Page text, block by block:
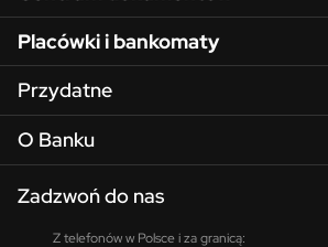
Placówki i bankomaty
Przydatne
O Banku
Zadzwoń do nas
Z telefonów w Polsce i za granicą: